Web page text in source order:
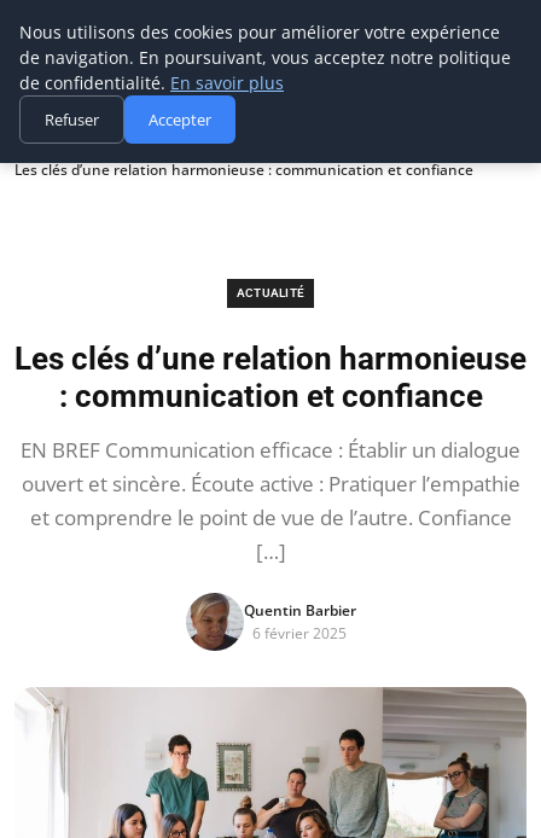
Prospection Pro
Accueil
Actualité
Les clés d’une relation harmonieuse : communication et confiance
ACTUALITÉ
Les clés d’une relation harmonieuse
: communication et confiance
EN BREF Communication efficace : Établir un dialogue
ouvert et sincère. Écoute active : Pratiquer l’empathie
et comprendre le point de vue de l’autre. Confiance
[…]
Quentin Barbier
6 février 2025
Nous utilisons des cookies pour améliorer votre expérience
de navigation. En poursuivant, vous acceptez notre politique
de confidentialité. En savoir plus
Refuser Accepter